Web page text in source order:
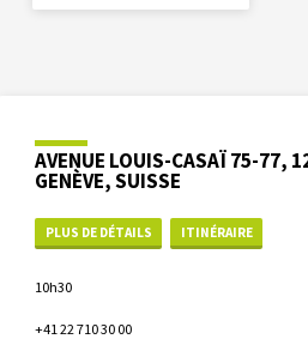
AVENUE LOUIS-CASAÏ 75-77,
GENÈVE, SUISSE
PLUS DE DÉTAILS ITINÉRAIRE
10h30
+41 22 710 30 00